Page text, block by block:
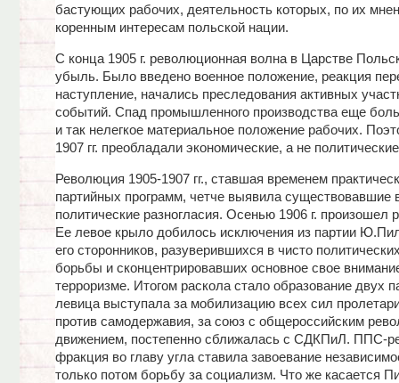
бастующих рабочих, деятельность которых, по их
коренным интересам польской нации.
С конца 1905 г. революционная волна в Царстве
убыль. Было введено военное положение, реакция
наступление, начались преследования активных
событий. Спад промышленного производства еще
и так нелегкое материальное положение рабочих.
1907 гг. преобладали экономические, а не
Революция 1905-1907 гг., ставшая временем
партийных программ, четче выявила существовавшие
политические разногласия. Осенью 1906 г. произошел
Ее левое крыло добилось исключения из партии
его сторонников, разуверившихся в чисто
борьбы и сконцентрировавших основное свое
терроризме. Итогом раскола стало образование двух
левица выступала за мобилизацию всех сил
против самодержавия, за союз с общероссийским
движением, постепенно сближалась с СДКПиЛ. ППС-
фракция во главу угла ставила завоевание
только потом борьбу за социализм. Что же касается